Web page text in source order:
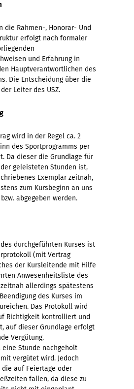
die Rahmen-, Honorar- Und
erfolgt nach formaler
und Erfahrung in
Hauptverantwortlichen des
Die Entscheidung über die
Leiter des USZ.
wird in der Regel ca. 2
des Sportprogramms per
Da dieser die Grundlage für
geleisteten Stunden ist,
Exemplar zeitnah,
zum Kursbeginn an uns
abgegeben werden.
durchgeführten Kurses ist
(mit Vertrag
der Kursleitende mit Hilfe
Anwesenheitsliste des
allerdings spätestens
des Kurses im
Das Protokoll wird
Richtigkeit kontrolliert und
auf dieser Grundlage erfolgt
Vergütung.
eine Stunde nachgeholt
vergütet wird. Jedoch
die auf Feiertage oder
fallen, da diese zu